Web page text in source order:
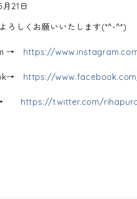
21日
ろしくお願いいたします(*^-^*)
→ https://
https://
→ https://twitter.com/